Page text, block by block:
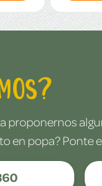
proponernos
en popa?